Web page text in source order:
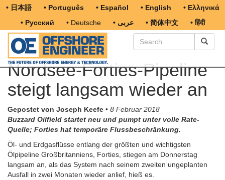
• 日本語 • Português • Español • English
• Ελληνικά
• Русский
• Deutsche • عربى • 简体中文 • हिंदी
Nordsee-Forties-Pipeline
steigt langsam wieder an
Gepostet von Joseph Keefe • 8 Februar 2018
Buzzard Oilfield startet neu und pumpt unter volle Rate-
Quelle; Forties hat temporäre Flussbeschränkung.
Öl- und Erdgasflüsse entlang der größten und wichtigsten
Ölpipeline Großbritanniens, Forties, stiegen am Donnerstag
langsam an, als das System nach seinem zweiten ungeplanten
Ausfall in zwei Monaten wieder anlief, hieß es.